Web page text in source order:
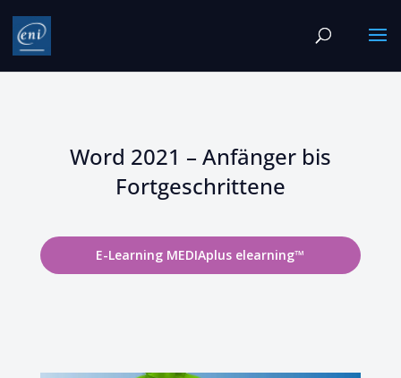
Word 2021 – Anfänger bis
Fortgeschrittene
E-Learning MEDIAplus elearning™